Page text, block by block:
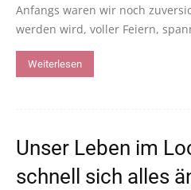
Anfangs waren wir noch
werden wird, voller Feiern,
Weiterlesen
Unser Leben im
schnell sich alles